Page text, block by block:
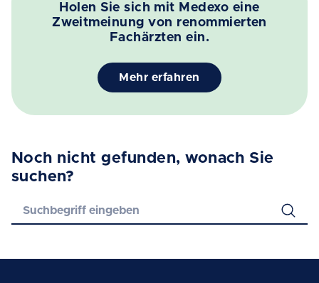
Holen Sie sich mit Medexo eine
Zweitmeinung von renommierten
Fachärzten ein.
Mehr erfahren
Noch nicht gefunden, wonach Sie
suchen?